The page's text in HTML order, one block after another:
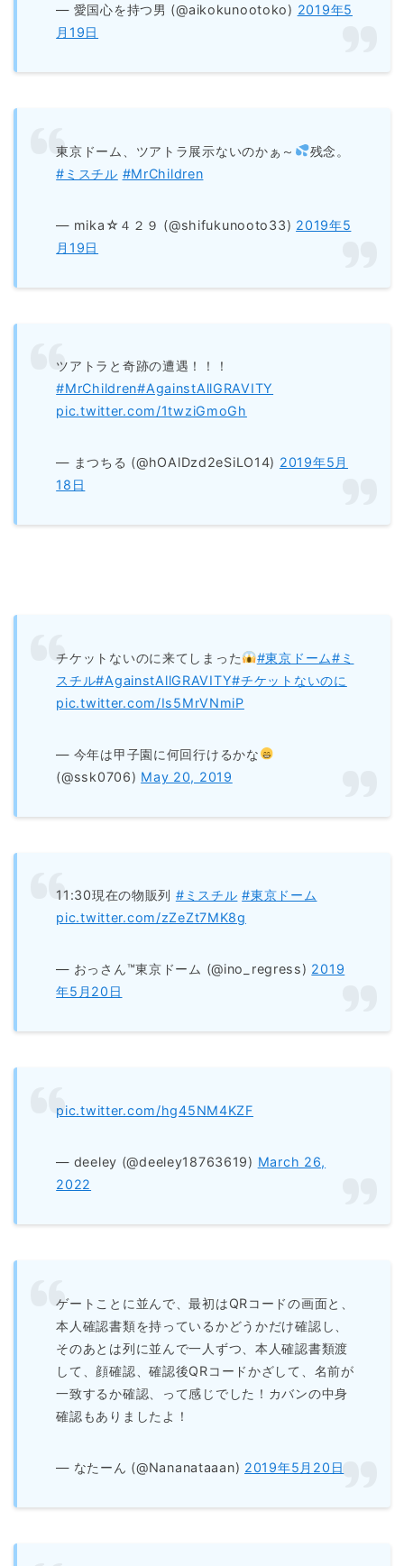
— 愛国心を持つ男 (@aikokunootoko) 2019年5
月19日
東京ドーム、ツアトラ展示ないのかぁ～
残念。
#ミスチル #MrChildren
— mika☆４２９ (@shifukunooto33) 2019年5
月19日
ツアトラと奇跡の遭遇！！！
#MrChildren#AgainstAllGRAVITY
pic.twitter.com/1twziGmoGh
— まつちる (@hOAlDzd2eSiLO14) 2019年5月
18日
チケットないのに来てしまった #東京ドーム#ミ
スチル#AgainstAllGRAVITY#チケットないのに
pic.twitter.com/Is5MrVNmiP
— 今年は甲子園に何回行けるかな
(@ssk0706) May 20, 2019
11:30現在の物販列 #ミスチル #東京ドーム
pic.twitter.com/zZeZt7MK8g
— おっさん™東京ドーム (@ino_regress) 2019
年5月20日
pic.twitter.com/hg45NM4KZF
— deeley (@deeley18763619) March 26,
2022
ゲートことに並んで、最初はQRコードの画面と、
本人確認書類を持っているかどうかだけ確認し、
そのあとは列に並んで一人ずつ、本人確認書類渡
して、顔確認、確認後QRコードかざして、名前が
一致するか確認、って感じでした！カバンの中身
確認もありましたよ！
— なたーん (@Nananataaan) 2019年5月20日